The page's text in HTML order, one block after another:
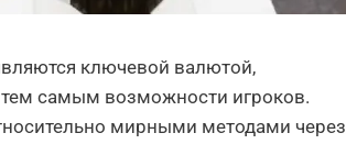
ключевой валютой,
самым возможности игроков.
мирными методами через